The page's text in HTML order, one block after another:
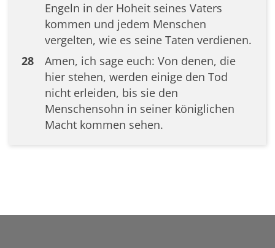
Engeln in der Hoheit seines Vaters
kommen und jedem Menschen
vergelten, wie es seine Taten verdienen.
28
Amen, ich sage euch: Von denen, die
hier stehen, werden einige den Tod
nicht erleiden, bis sie den
Menschensohn in seiner königlichen
Macht kommen sehen.